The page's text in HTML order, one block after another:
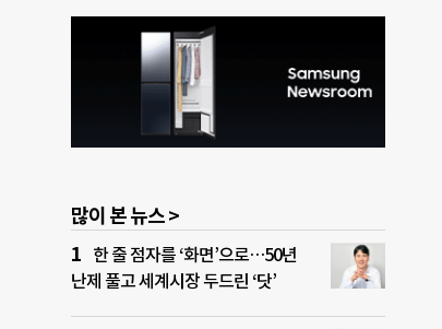
많이 본 뉴스 >
한 줄 점자를 ‘화면’으로…50년
난제 풀고 세계시장 두드린 ‘닷’